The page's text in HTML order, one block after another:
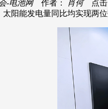
-电池网作者： 肖何点击
阳能发电量同比均实现两